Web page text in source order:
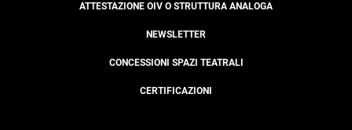
ATTESTAZIONE OIV O STRUTTURA ANALOGA
NEWSLETTER
CONCESSIONI SPAZI TEATRALI
CERTIFICAZIONI